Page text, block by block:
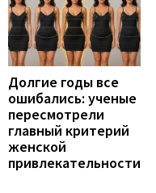
Долгие годы все
ошибались: ученые
пересмотрели
главный критерий
женской
привлекательности